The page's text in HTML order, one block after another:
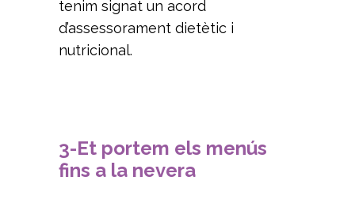
tenim signat un acord
d’assessorament dietètic i
nutricional.
3-Et portem els menús
fins a la nevera